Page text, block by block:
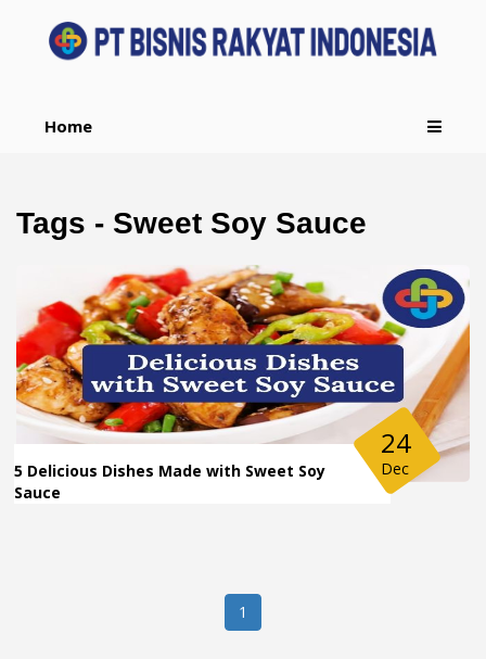
Home
Tags - Sweet Soy Sauce
5 Delicious Dishes Made with Sweet Soy
Sauce
24
Dec
1